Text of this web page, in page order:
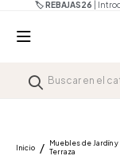
🏷️ REBAJAS26 |
Inicio
Muebles de Jardín y
Terraza